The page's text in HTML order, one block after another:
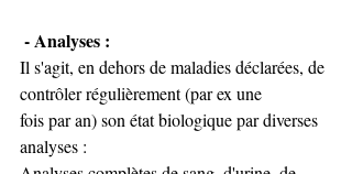
- Analyses :
Il s'agit, en dehors de maladies déclarées, de
contrôler régulièrement (par ex une
fois par an) son état biologique par diverses
analyses :